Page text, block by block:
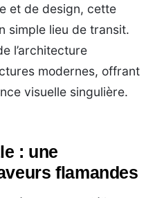
et de design, cette
simple lieu de transit.
l’architecture
modernes, offrant
visuelle singulière.
: une
flamandes